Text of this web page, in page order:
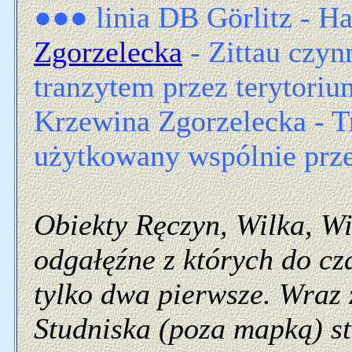
●●● linia DB Görlitz -
Zgorzelecka- Zittau
tranzytem przez
Krzewina Zgorzelecka -
użytkowany wspólnie
Obiekty Ręczyn, Wilka,
odgałęźne z których do
tylko dwa pierwsze.
Studniska (poza mapką)